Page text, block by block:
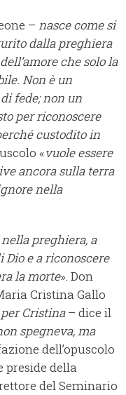
– nasce come si
dalla preghiera
che solo la
Non è un
fede; non un
per riconoscere
custodito in
«vuole essere
ancora sulla terra
nella
preghiera, a
e a riconoscere
la morte». Don
Cristina Gallo
Cristina– dice il
spegneva, ma
dell’opuscolo
preside della
del Seminario